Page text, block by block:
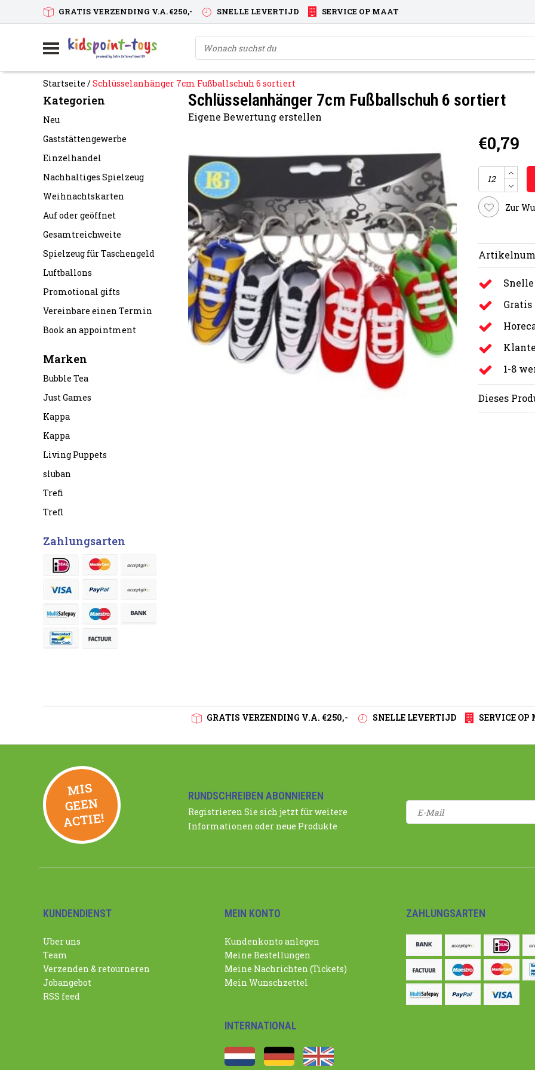
GRATIS VERZENDING V.A. €250,- SNELLE LEVERTIJD SERVICE OP MAAT
Startseite /Schlüsselanhänger 7cm Fußballschuh 6 sortiert
Kategorien
Neu
Gaststättengewerbe
Einzelhandel
Nachhaltiges Spielzeug
Weihnachtskarten
Auf oder geöffnet
Gesamtreichweite
Spielzeug für Taschengeld
Luftballons
Promotional gifts
Vereinbare einen Termin
Book an appointment
Marken
Bubble Tea
Just Games
Kappa
Kappa
Living Puppets
sluban
Trefi
Trefl
Zahlungsarten
Schlüsselanhänger 7cm Fußballschuh 6 sortiert
Eigene Bewertung erstellen
€0,79
Zur
Gratis
1-8
Dieses
GRATIS VERZENDING V.A. €250,- SNELLE LEVERTIJD SERVICE OP
MIS
GEE
N
ACTIE!
RUNDSCHREIBEN ABONNIEREN
Registrieren Sie sich jetzt für weitere
Informationen oder neue Produkte
KUNDENDIENST
Uber uns
Team
Verzenden & retourneren
Jobangebot
RSS feed
MEIN KONTO
Kundenkonto anlegen
Meine Bestellungen
Meine Nachrichten (Tickets)
Mein Wunschzettel
INTERNATIONAL
ZAHLUNGSARTEN